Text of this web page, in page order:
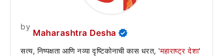
by
Maharashtra Desha
सत्य, निष्पक्षता आणि नव्या दृष्टिकोनाची कास धरत, 'महाराष्ट्र देशा'